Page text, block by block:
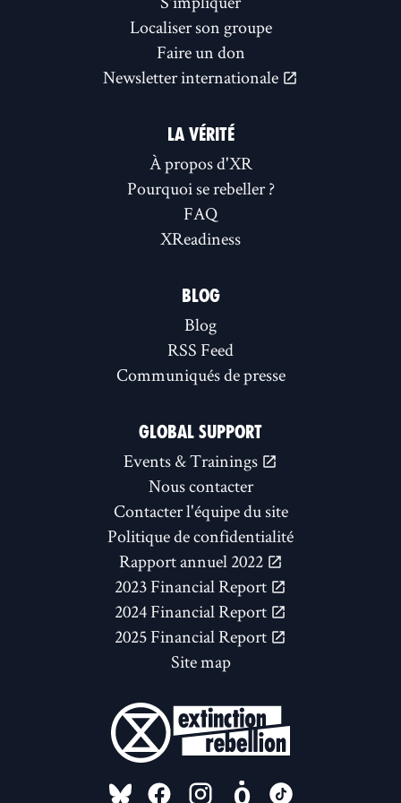
Localiser son groupe
Faire un don
Newsletter internationale
LA VÉRITÉ
À propos d'XR
Pourquoi se rebeller ?
FAQ
XReadiness
BLOG
Blog
RSS Feed
Communiqués de presse
GLOBAL SUPPORT
Events & Trainings
Nous contacter
Contacter l'équipe du site
Politique de confidentialité
Rapport annuel 2022
2023 Financial Report
2024 Financial Report
2025 Financial Report
Site map
FOLLOW US ON